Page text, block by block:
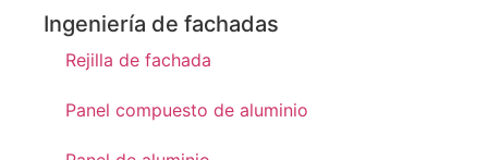
Ingeniería de fachadas
Rejilla de fachada
Panel compuesto de aluminio